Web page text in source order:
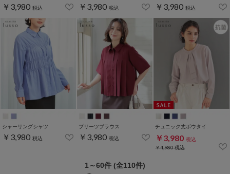
￥3,980 税込 ￥3,980 税込 ￥3,980 税込
シャーリングシャツ
￥3,980 税込
プリーツブラウス
￥3,980 税込
チュニック丈ボウタイ
￥3,980 税込
￥4,980税込
1～60件 (全110件)